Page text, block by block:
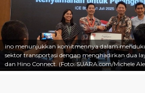
ino menunjukkan komitmennya dalam
sektor transportasi dengan menghadirkan dua
dan Hino Connect. (Foto: SUARA.com/Michele